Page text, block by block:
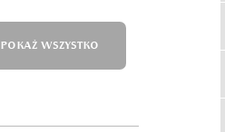
POKAŻ WSZYSTKO